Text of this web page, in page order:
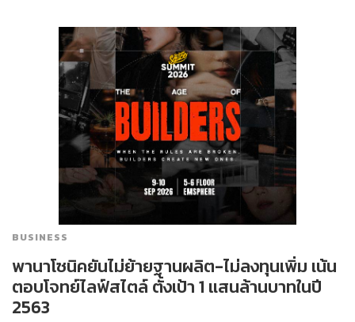
BUSINESS
พานาโซนิคยันไม่ย้ายฐานผลิต-ไม่ลงทุนเพิ่ม เน้น
ตอบโจทย์ไลฟ์สไตล์ ตั้งเป้า 1 แสนล้านบาทในปี
2563